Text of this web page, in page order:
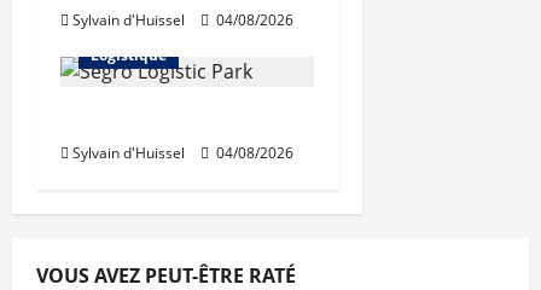
Sylvain d'Huissel 04/08/2026
Immo d'entreprise
Logistique
Sylvain d'Huissel 04/08/2026
VOUS AVEZ PEUT-ÊTRE RATÉ